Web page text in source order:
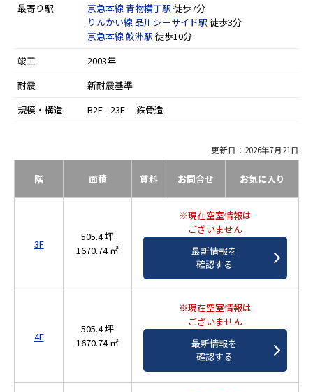
最寄り駅
京急本線青物横丁駅 徒歩7分
りんかい線品川シーサイド駅 徒歩3分
京急本線鮫洲駅 徒歩10分
竣工
2003年
耐震
新耐震基準
規模・構造
B2F - 23F 鉄骨造
更新日：2026年7月21日
階 面積 賃料 お問合せ お気に入り
3F
505.4 坪
1670.74 ㎡
※現在空室情報は
ございません
最新情報を
確認する
4F
505.4 坪
1670.74 ㎡
※現在空室情報は
ございません
最新情報を
確認する